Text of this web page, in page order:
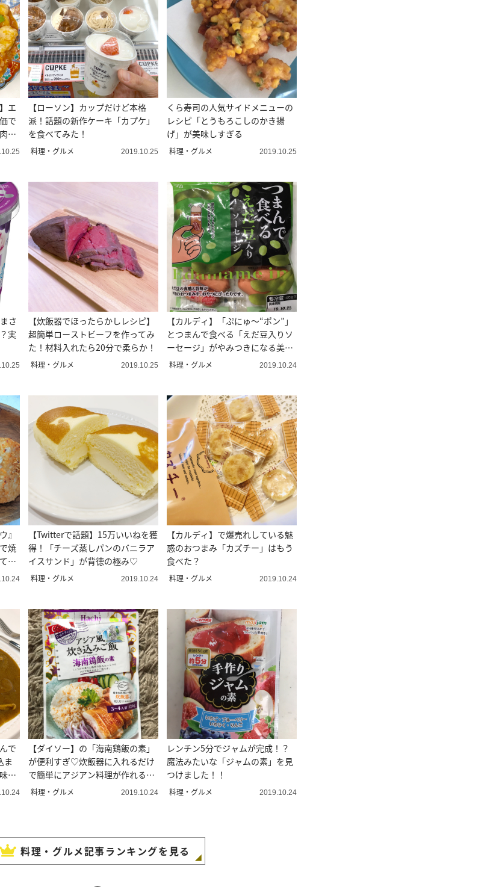
エ
で
が
【ローソン】カップだけど本格
派！話題の新作ケーキ「カプケ」
を食べてみた！
料理・グルメ 2019.10.25
くら寿司の人気サイドメニューの
レシピ「とうもろこしのかき揚
げ」が美味しすぎる
料理・グルメ 2019.10.25
さ
実
【炊飯器でほったらかしレシピ】
超簡単ローストビーフを作ってみ
た！材料入れたら20分で柔らか！
料理・グルメ 2019.10.25
【カルディ】「ぷにゅ～“ポン”」
とつまんで食べる「えだ豆入りソ
ーセージ」がやみつきになる美味
しさ♡
料理・グルメ 2019.10.24
』
焼
み
【Twitterで話題】15万いいねを獲
得！「チーズ蒸しパンのバニラア
イスサンド」が背徳の極み♡
料理・グルメ 2019.10.24
【カルディ】で爆売れしている魅
惑のおつまみ「カズチー」はもう
食べた？
料理・グルメ 2019.10.24
で
ま
し
【ダイソー】の「海南鶏飯の素」
が便利すぎ♡炊飯器に入れるだけ
で簡単にアジアン料理が作れるよ
♪
料理・グルメ 2019.10.24
レンチン5分でジャムが完成！？
魔法みたいな「ジャムの素」を見
つけました！！
料理・グルメ 2019.10.24
料理・グルメ記事ランキングを見る